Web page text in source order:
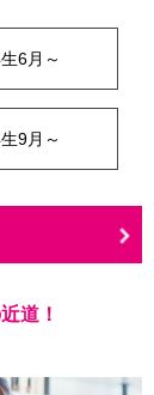
6月～
9月～
道！